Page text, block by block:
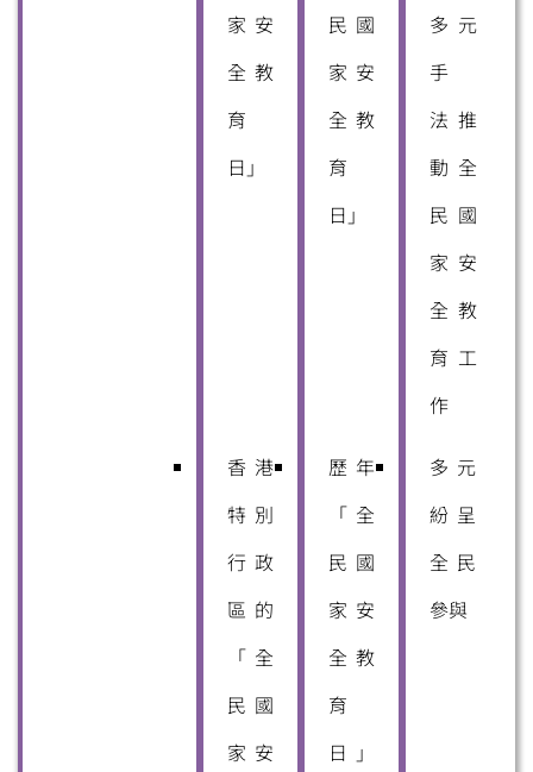
家安
全教
育
日」
民國
家安
全教
育
日」
多元
手
法 推
動全
民國
家安
全教
育工
作
香港
特別
行政
區的
「全
民國
家安
歷年
「全
民國
家安
全教
育
日」
多元
紛呈
全民
參與